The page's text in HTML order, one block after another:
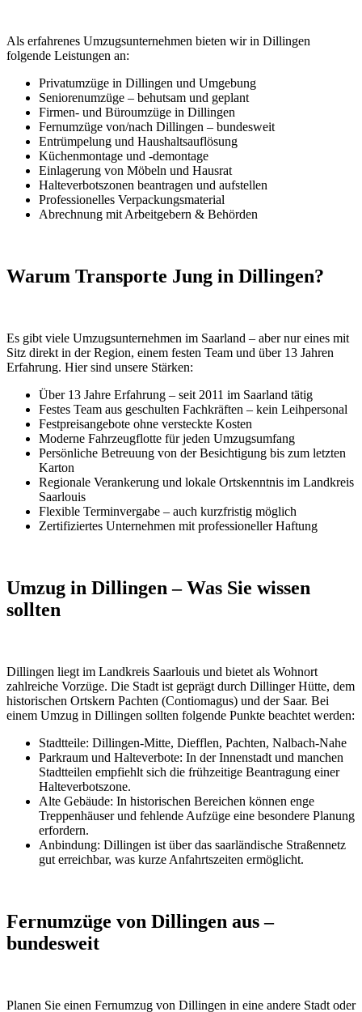
Als erfahrenes Umzugsunternehmen bieten wir in Dillingen
folgende Leistungen an:
Privatumzüge in Dillingen und Umgebung
Seniorenumzüge – behutsam und geplant
Firmen- und Büroumzüge in Dillingen
Fernumzüge von/nach Dillingen – bundesweit
Entrümpelung und Haushaltsauflösung
Küchenmontage und -demontage
Einlagerung von Möbeln und Hausrat
Halteverbotszonen beantragen und aufstellen
Professionelles Verpackungsmaterial
Abrechnung mit Arbeitgebern & Behörden
Warum Transporte Jung in Dillingen?
Es gibt viele Umzugsunternehmen im Saarland – aber nur eines mit
Sitz direkt in der Region, einem festen Team und über 13 Jahren
Erfahrung. Hier sind unsere Stärken:
Über 13 Jahre Erfahrung – seit 2011 im Saarland tätig
Festes Team aus geschulten Fachkräften – kein Leihpersonal
Festpreisangebote ohne versteckte Kosten
Moderne Fahrzeugflotte für jeden Umzugsumfang
Persönliche Betreuung von der Besichtigung bis zum letzten
Karton
Regionale Verankerung und lokale Ortskenntnis im Landkreis
Saarlouis
Flexible Terminvergabe – auch kurzfristig möglich
Zertifiziertes Unternehmen mit professioneller Haftung
Umzug in Dillingen – Was Sie wissen
sollten
Dillingen liegt im Landkreis Saarlouis und bietet als Wohnort
zahlreiche Vorzüge. Die Stadt ist geprägt durch Dillinger Hütte, dem
historischen Ortskern Pachten (Contiomagus) und der Saar. Bei
einem Umzug in Dillingen sollten folgende Punkte beachtet werden:
Stadtteile: Dillingen-Mitte, Diefflen, Pachten, Nalbach-Nahe
Parkraum und Halteverbote: In der Innenstadt und manchen
Stadtteilen empfiehlt sich die frühzeitige Beantragung einer
Halteverbotszone.
Alte Gebäude: In historischen Bereichen können enge
Treppenhäuser und fehlende Aufzüge eine besondere Planung
erfordern.
Anbindung: Dillingen ist über das saarländische Straßennetz
gut erreichbar, was kurze Anfahrtszeiten ermöglicht.
Fernumzüge von Dillingen aus –
bundesweit
Planen Sie einen Fernumzug von Dillingen in eine andere Stadt oder